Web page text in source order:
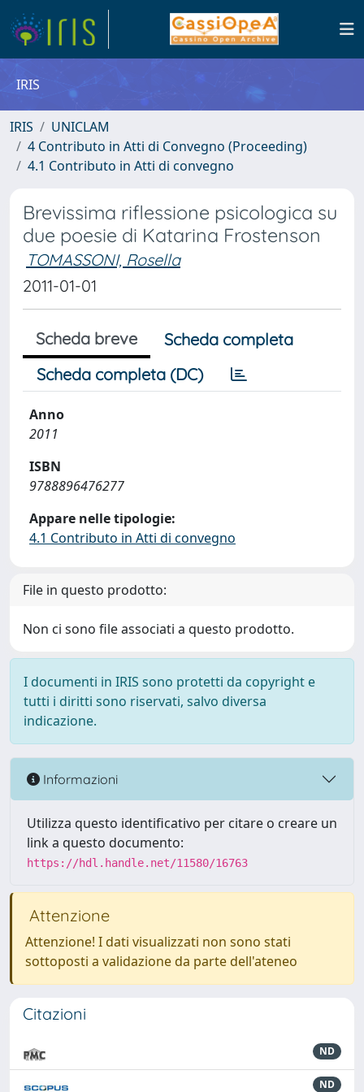
IRIS
IRIS
UNICLAM
4 Contributo in Atti di Convegno (Proceeding)
4.1 Contributo in Atti di convegno
Brevissima riflessione psicologica su
due poesie di Katarina Frostenson
TOMASSONI, Rosella
2011-01-01
Scheda breve
Scheda completa
Scheda completa (DC)
Anno
2011
ISBN
9788896476277
Appare nelle tipologie:
4.1 Contributo in Atti di convegno
File in questo prodotto:
Non ci sono file associati a questo prodotto.
I documenti in IRIS sono protetti da copyright e
tutti i diritti sono riservati, salvo diversa
indicazione.
Informazioni
Utilizza questo identificativo per citare o creare un
link a questo documento:
https://hdl.handle.net/11580/16763
Attenzione
Attenzione! I dati visualizzati non sono stati
sottoposti a validazione da parte dell'ateneo
Citazioni
ND
ND